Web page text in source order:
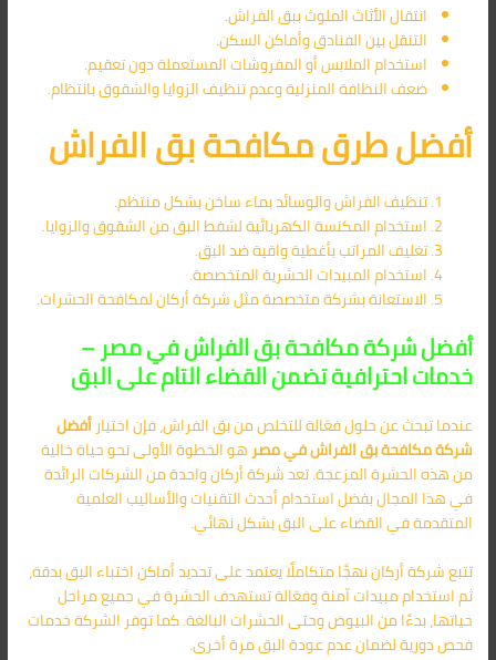
انتقال الأثاث الملوث ببق الفراش.
التنقل بين الفنادق وأماكن السكن.
استخدام الملابس أو المفروشات المستعملة دون تعقيم.
ضعف النظافة المنزلية وعدم تنظيف الزوايا والشقوق بانتظام.
أفضل طرق مكافحة بق الفراش
تنظيف الفراش والوسائد بماء ساخن بشكل منتظم.
استخدام المكنسة الكهربائية لشفط البق من الشقوق والزوايا.
تغليف المراتب بأغطية واقية ضد البق.
استخدام المبيدات الحشرية المتخصصة.
الاستعانة بشركة متخصصة مثل شركة أركان لمكافحة الحشرات.
أفضل شركة مكافحة بق الفراش في مصر –
خدمات احترافية تضمن القضاء التام على البق
عندما تبحث عن حلول فعّالة للتخلص من بق الفراش، فإن اختيارأفضل
شركة مكافحة بق الفراش في مصرهو الخطوة الأولى نحو حياة خالية
من هذه الحشرة المزعجة. تعد شركة أركان واحدة من الشركات الرائدة
في هذا المجال بفضل استخدام أحدث التقنيات والأساليب العلمية
المتقدمة في القضاء على البق بشكل نهائي.
تتبع شركة أركان نهجًا متكاملًا يعتمد على تحديد أماكن اختباء البق بدقة،
ثم استخدام مبيدات آمنة وفعّالة تستهدف الحشرة في جميع مراحل
حياتها، بدءًا من البيوض وحتى الحشرات البالغة. كما توفر الشركة خدمات
فحص دورية لضمان عدم عودة البق مرة أخرى.